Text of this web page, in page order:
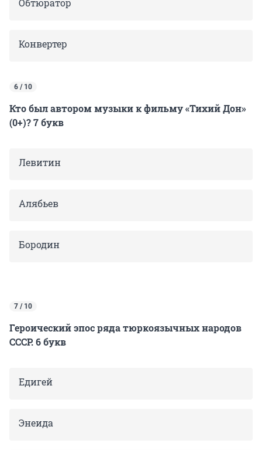
Обтюратор
Конвертер
6 / 10
Кто был автором музыки к фильму «Тихий Дон»
(0+)? 7 букв
Левитин
Алябьев
Бородин
7 / 10
Героический эпос ряда тюркоязычных народов
СССР. 6 букв
Едигей
Энеида